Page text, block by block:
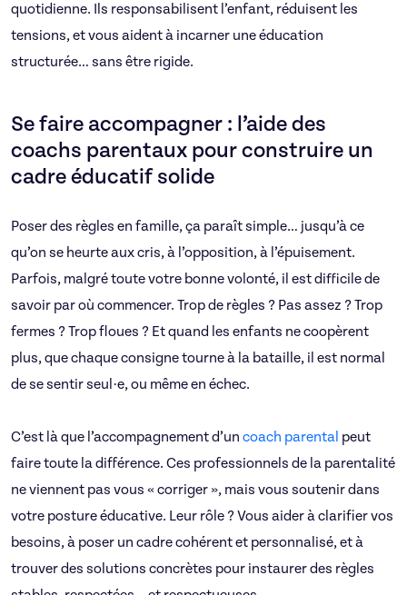
quotidienne. Ils responsabilisent l’enfant, réduisent les
tensions, et vous aident à incarner une éducation
structurée… sans être rigide.
Se faire accompagner : l’aide des
coachs parentaux pour construire un
cadre éducatif solide
Poser des règles en famille, ça paraît simple… jusqu’à ce
qu’on se heurte aux cris, à l’opposition, à l’épuisement.
Parfois, malgré toute votre bonne volonté, il est difficile de
savoir par où commencer. Trop de règles ? Pas assez ? Trop
fermes ? Trop floues ? Et quand les enfants ne coopèrent
plus, que chaque consigne tourne à la bataille, il est normal
de se sentir seul·e, ou même en échec.
C’est là que l’accompagnement d’un coach parental peut
faire toute la différence. Ces professionnels de la parentalité
ne viennent pas vous « corriger », mais vous soutenir dans
votre posture éducative. Leur rôle ? Vous aider à clarifier vos
besoins, à poser un cadre cohérent et personnalisé, et à
trouver des solutions concrètes pour instaurer des règles